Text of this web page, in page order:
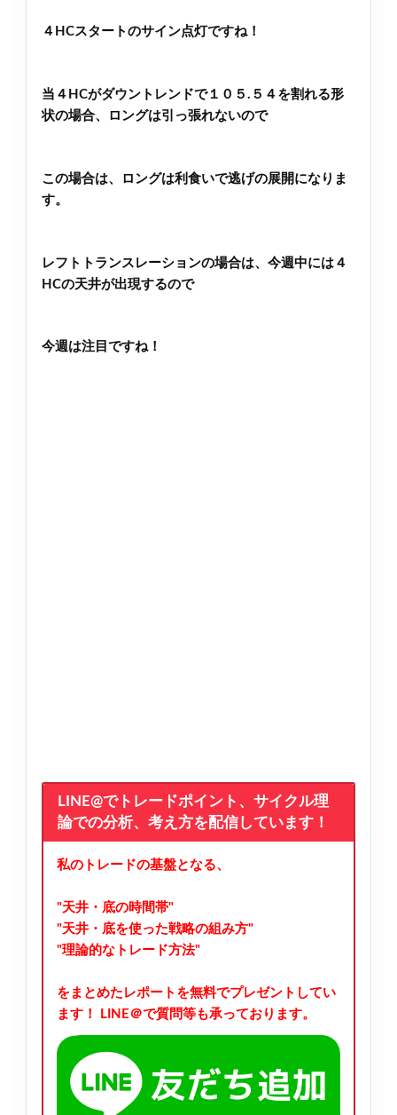
４HCスタートのサイン点灯ですね！
当４HCがダウントレンドで１０５.５４を割れる形
状の場合、ロングは引っ張れないので
この場合は、ロングは利食いで逃げの展開になりま
す。
レフトトランスレーションの場合は、今週中には４
HCの天井が出現するので
今週は注目ですね！
LINE@でトレードポイント、サイクル理
論での分析、考え方を配信しています！
私のトレードの基盤となる、
"天井・底の時間帯"
"天井・底を使った戦略の組み方"
"理論的なトレード方法"
をまとめたレポートを無料でプレゼントしてい
ます！
LINE＠で質問等も承っております。